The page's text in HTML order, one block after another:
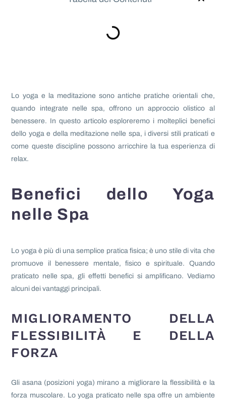
Lo yoga e la meditazione sono antiche pratiche orientali che,
quando integrate nelle spa, offrono un approccio olistico al
benessere. In questo articolo esploreremo i molteplici benefici
dello yoga e della meditazione nelle spa, i diversi stili praticati e
come queste discipline possono arricchire la tua esperienza di
relax.
Benefici dello Yoga
nelle Spa
Lo yoga è più di una semplice pratica fisica; è uno stile di vita che
promuove il benessere mentale, fisico e spirituale. Quando
praticato nelle spa, gli effetti benefici si amplificano. Vediamo
alcuni dei vantaggi principali.
MIGLIORAMENTO DELLA
FLESSIBILITÀ E DELLA
FORZA
Gli asana (posizioni yoga) mirano a migliorare la flessibilità e la
forza muscolare. Lo yoga praticato nelle spa offre un ambiente